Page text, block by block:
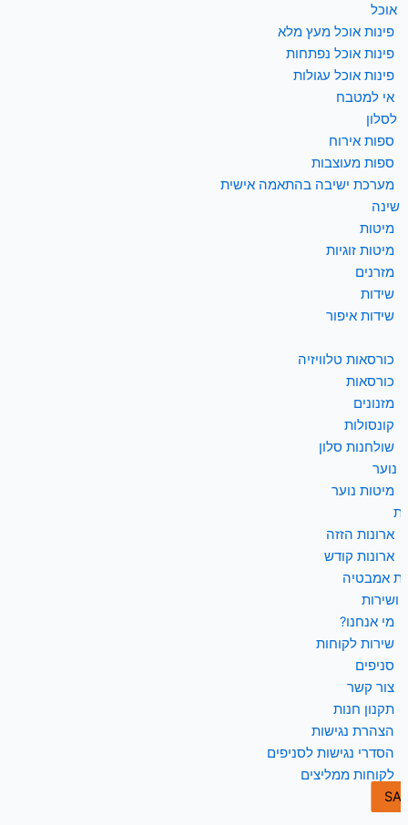
אוכל
פינות אוכל מעץ מלא
פינות אוכל נפתחות
פינות אוכל עגולות
אי למטבח
לסלון
ספות אירוח
ספות מעוצבות
מערכת ישיבה בהתאמה אישית
שינה
מיטות
מיטות זוגיות
מזרנים
שידות
שידות איפור
כורסאות טלוויזיה
כורסאות
מזנונים
קונסולות
שולחנות סלון
נוער
מיטות נוער
ארונות הזזה
ארונות קודש
אמבטיה
ושירות
מי אנחנו?
שירות לקוחות
סניפים
צור קשר
תקנון חנות
הצהרת נגישות
הסדרי נגישות לסניפים
לקוחות ממליצים